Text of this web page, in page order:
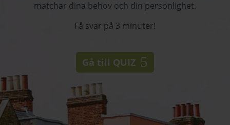
matchar dina behov och din personlighet.
Få svar på 3 minuter!
Gå till QUIZ